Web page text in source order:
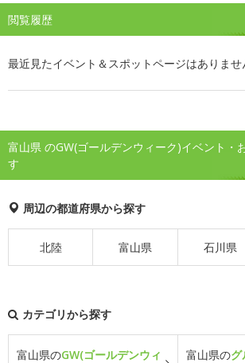
閲覧履歴
最近見たイベント＆スポットページはありませ
富山県 のGW(ゴールデンウィーク)イベント・
す
周辺の都道府県から探す
北陸 富山県 石川県
カテゴリから探す
富山県のGW(ゴールデンウィ
富山県のグ